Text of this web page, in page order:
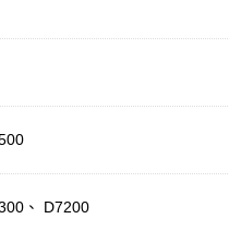
、 D7200